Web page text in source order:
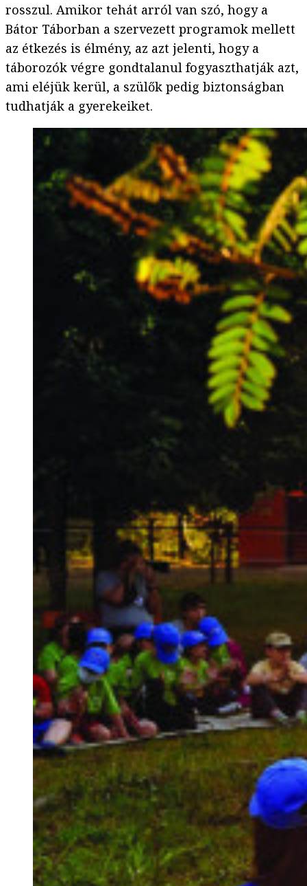
rosszul. Amikor tehát arról van szó, hogy a
Bátor Táborban a szervezett programok mellett
az étkezés is élmény, az azt jelenti, hogy a
táborozók végre gondtalanul fogyaszthatják azt,
ami eléjük kerül, a szülők pedig biztonságban
tudhatják a gyerekeiket.